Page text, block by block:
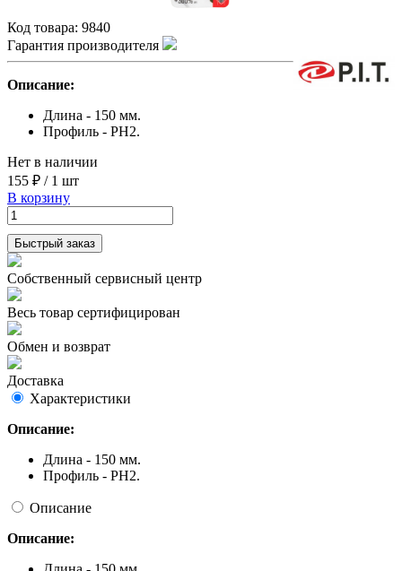
Код товара: 9840
Гарантия производителя
Описание:
Длина - 150 мм.
Профиль - PH2.
Нет в наличии
155 ₽ / 1 шт
В корзину
Быстрый заказ
Собственный сервисный центр
Весь товар сертифицирован
Обмен и возврат
Доставка
Характеристики
Описание:
Длина - 150 мм.
Профиль - PH2.
Описание
Описание: